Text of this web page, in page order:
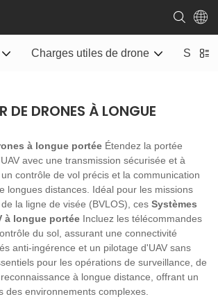
Charges utiles de drone
DE DRONES À LONGUE
à longue portée Étendez la portée
avec une transmission sécurisée et à
contrôle de vol précis et la communication
longues distances. Idéal pour les missions
la ligne de visée (BVLOS), ces Systèmes
à longue portée Incluez les télécommandes
du sol, assurant une connectivité
anti-ingérence et un pilotage d'UAV sans
pour les opérations de surveillance, de
à longue distance, offrant un
des environnements complexes.